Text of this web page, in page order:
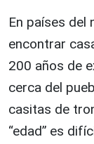
En países del
encontrar
200 años de
cerca del
casitas de
“edad” es